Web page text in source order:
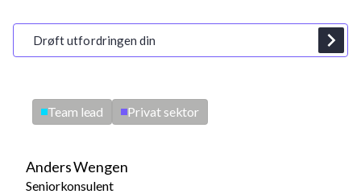
Drøft utfordringen din
Team lead Privat sektor
Anders Wengen
Seniorkonsulent